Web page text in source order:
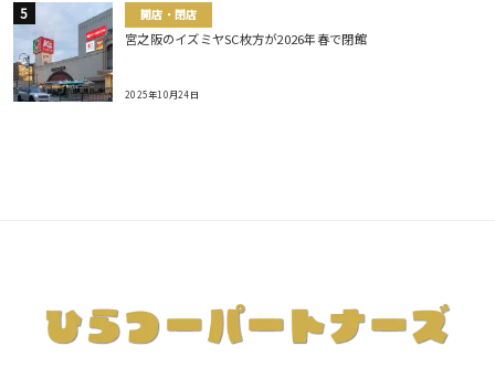
開店・閉店
宮之阪のイズミヤSC枚方が2026年春で閉館
2025年10月24日